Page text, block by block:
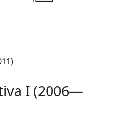
I (2006—